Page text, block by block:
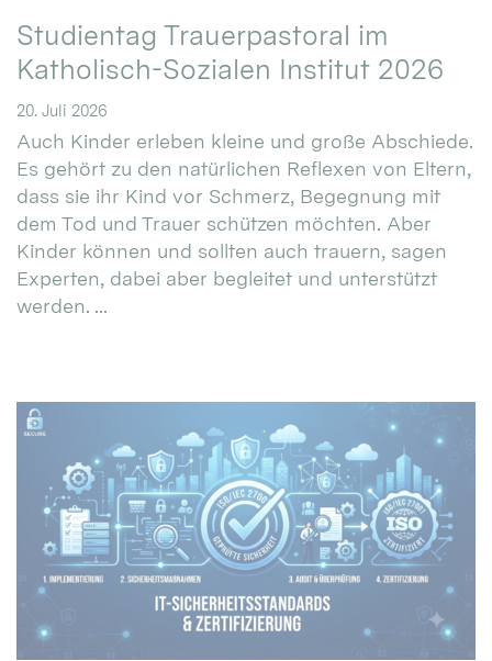
Studientag Trauerpastoral im
Katholisch-Sozialen Institut 2026
20. Juli 2026
Auch Kinder erleben kleine und große Abschiede.
Es gehört zu den natürlichen Reflexen von Eltern,
dass sie ihr Kind vor Schmerz, Begegnung mit
dem Tod und Trauer schützen möchten. Aber
Kinder können und sollten auch trauern, sagen
Experten, dabei aber begleitet und unterstützt
werden. ...